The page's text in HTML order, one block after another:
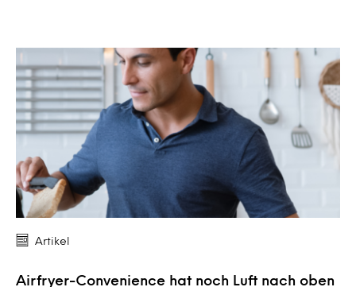
Artikel
Airfryer-Convenience hat noch Luft nach oben